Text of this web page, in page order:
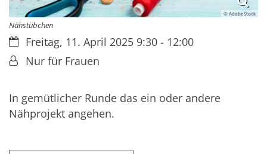
© AdobeStock
Nähstübchen
Datum:Freitag, 11. April 2025 9:30 - 12:00
Von:Nur für Frauen
In gemütlicher Runde das ein oder andere
Nähprojekt angehen.